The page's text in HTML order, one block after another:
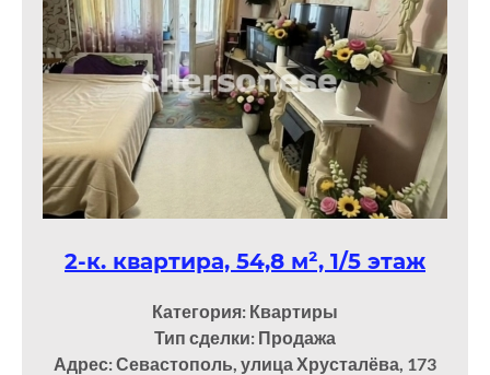
2-к. квартира, 54,8 м², 1/5 этаж
Категория: Квартиры
Тип сделки: Продажа
Адрес: Севастополь, улица Хрусталёва, 173